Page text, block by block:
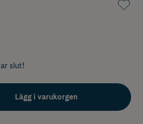
slut!
Lägg i varukorgen